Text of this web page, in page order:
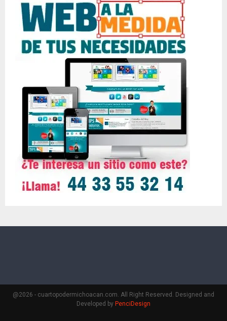
@2026 - cuartopodermichoacan.com. All Right Reserved. Designed and
Developed by PenciDesign